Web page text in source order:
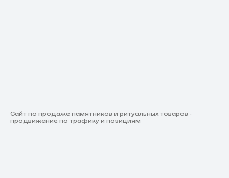
Сайт по продаже памятников и ритуальных товаров -
продвижение по трафику и позициям